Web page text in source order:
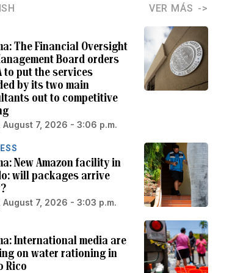
VER MÁS
The Financial Oversight
Board orders
to put the services
by its two main
out to competitive
August 7, 2026 - 3:06 p.m.
New Amazon facility in
will packages arrive
August 7, 2026 - 3:03 p.m.
International media are
on water rationing in
Rico